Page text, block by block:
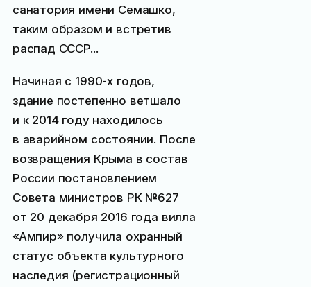
санатория имени Семашко,
таким образом и встретив
распад СССР...
Начиная с 1990-х годов,
здание постепенно ветшало
и к 2014 году находилось
в аварийном состоянии. После
возвращения Крыма в состав
России постановлением
Совета министров РК №627
от 20 декабря 2016 года вилла
«Ампир» получила охранный
статус объекта культурного
наследия (регистрационный